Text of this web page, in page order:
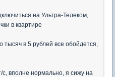
на Ультра-Телеком,
в квартире
в 5 рублей все обойдется,
с, вполне нормально, я сижу на